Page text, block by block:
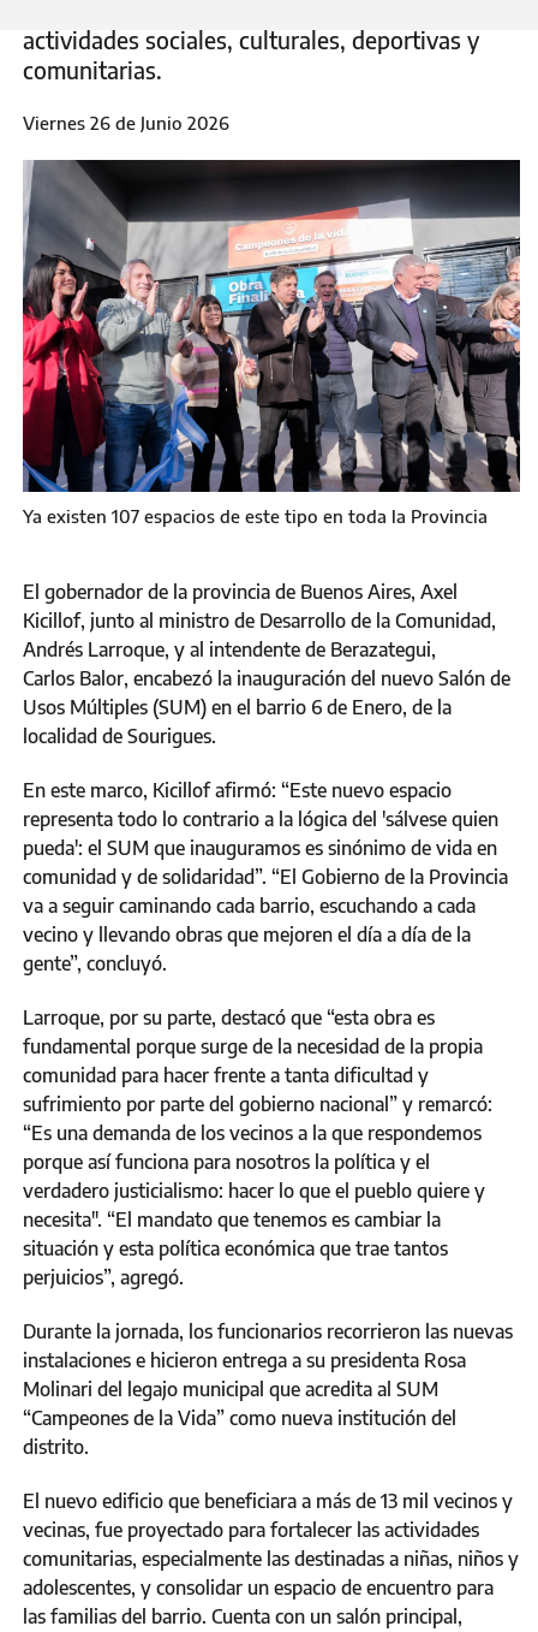
actividades sociales, culturales, deportivas y
comunitarias.
Viernes 26 de Junio 2026
Ya existen 107 espacios de este tipo en toda la Provincia
El gobernador de la provincia de Buenos Aires, Axel
Kicillof, junto al ministro de Desarrollo de la Comunidad,
Andrés Larroque, y al intendente de Berazategui,
Carlos Balor, encabezó la inauguración del nuevo Salón de
Usos Múltiples (SUM) en el barrio 6 de Enero, de la
localidad de Sourigues.
En este marco, Kicillof afirmó: “Este nuevo espacio
representa todo lo contrario a la lógica del 'sálvese quien
pueda': el SUM que inauguramos es sinónimo de vida en
comunidad y de solidaridad”. “El Gobierno de la Provincia
va a seguir caminando cada barrio, escuchando a cada
vecino y llevando obras que mejoren el día a día de la
gente”, concluyó.
Larroque, por su parte, destacó que “esta obra es
fundamental porque surge de la necesidad de la propia
comunidad para hacer frente a tanta dificultad y
sufrimiento por parte del gobierno nacional” y remarcó:
“Es una demanda de los vecinos a la que respondemos
porque así funciona para nosotros la política y el
verdadero justicialismo: hacer lo que el pueblo quiere y
necesita". “El mandato que tenemos es cambiar la
situación y esta política económica que trae tantos
perjuicios”, agregó.
Durante la jornada, los funcionarios recorrieron las nuevas
instalaciones e hicieron entrega a su presidenta Rosa
Molinari del legajo municipal que acredita al SUM
“Campeones de la Vida” como nueva institución del
distrito.
El nuevo edificio que beneficiara a más de 13 mil vecinos y
vecinas, fue proyectado para fortalecer las actividades
comunitarias, especialmente las destinadas a niñas, niños y
adolescentes, y consolidar un espacio de encuentro para
las familias del barrio. Cuenta con un salón principal,